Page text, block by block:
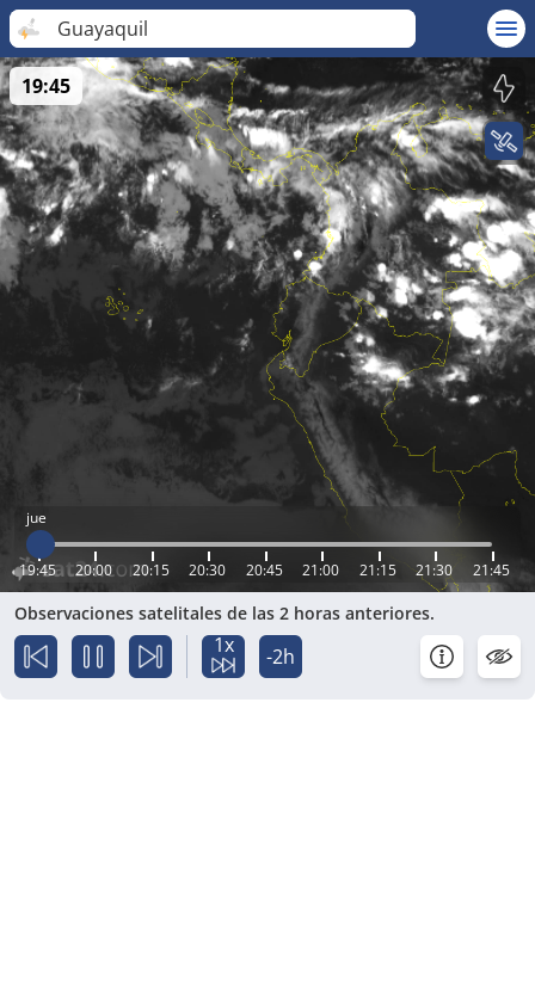
Guayaquil
jue
19:45 20:00 20:15 20:30 20:45 21:00 21:15 21:30 21:45
19:45
Observaciones satelitales de las 2 horas anteriores.
1x -2h